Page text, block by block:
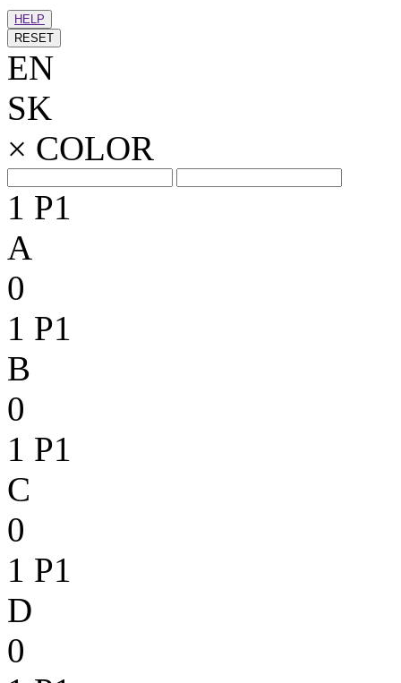
HELP
RESET
EN
SK
× COLOR
1 P1
A
0
1 P1
B
0
1 P1
C
0
1 P1
D
0